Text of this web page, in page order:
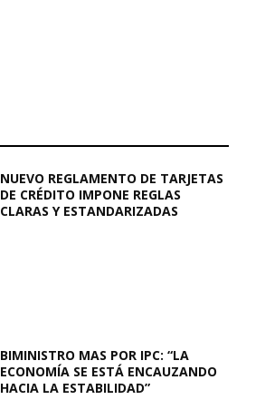
NUEVO REGLAMENTO DE TARJETAS
DE CRÉDITO IMPONE REGLAS
CLARAS Y ESTANDARIZADAS
BIMINISTRO MAS POR IPC: “LA
ECONOMÍA SE ESTÁ ENCAUZANDO
HACIA LA ESTABILIDAD”